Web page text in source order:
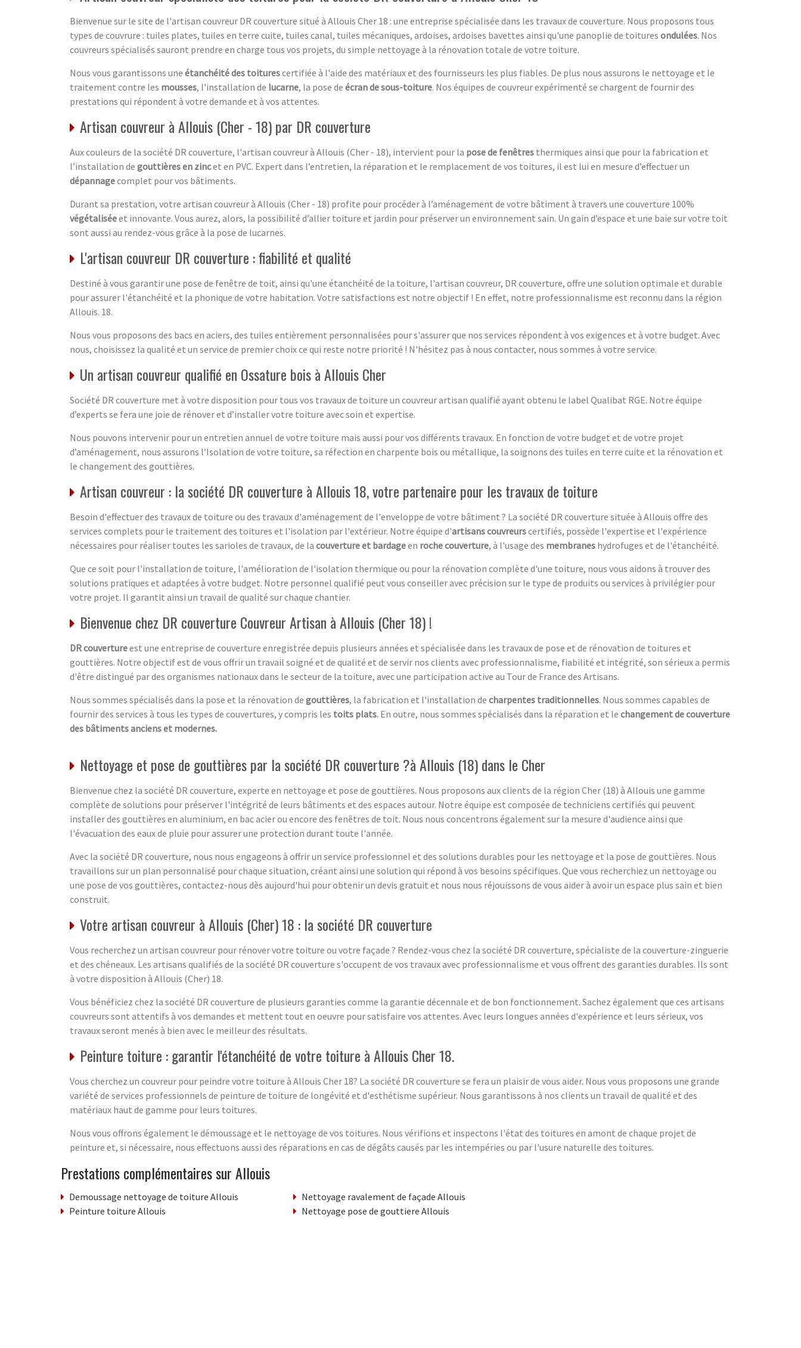
Bienvenue sur le site de l'artisan couvreur DR couverture situé à Allouis Cher 18 : une entreprise spécialisée dans les travaux de couverture. Nous proposons tous
types de couvrure : tuiles plates, tuiles en terre cuite, tuiles canal, tuiles mécaniques, ardoises, ardoises bavettes ainsi qu'une panoplie de toitures ondulées. Nos
couvreurs spécialisés sauront prendre en charge tous vos projets, du simple nettoyage à la rénovation totale de votre toiture.
Nous vous garantissons une étanchéité des toiturescertifiée à l'aide des matériaux et des fournisseurs les plus fiables. De plus nous assurons le nettoyage et le
traitement contre les mousses, l'installation de lucarne, la pose de écran de sous-toiture. Nos équipes de couvreur expérimenté se chargent de fournir des
prestations qui répondent à votre demande et à vos attentes.
Artisan couvreur à Allouis (Cher - 18) par DR couverture
Aux couleurs de la société DR couverture, l'artisan couvreur à Allouis (Cher - 18), intervient pour la pose de fenêtres thermiques ainsi que pour la fabrication et
l’installation de gouttières en zincet en PVC. Expert dans l’entretien, la réparation et le remplacement de vos toitures, il est lui en mesure d’effectuer un
dépannagecomplet pour vos bâtiments.
Durant sa prestation, votre artisan couvreur à Allouis (Cher - 18) profite pour procéder à l’aménagement de votre bâtiment à travers une couverture 100%
végétaliséeet innovante. Vous aurez, alors, la possibilité d’allier toiture et jardin pour préserver un environnement sain. Un gain d’espace et une baie sur votre toit
sont aussi au rendez-vous grâce à la pose de lucarnes.
L'artisan couvreur DR couverture : fiabilité et qualité
Destiné à vous garantir une pose de fenêtre de toit, ainsi qu'une étanchéité de la toiture, l'artisan couvreur, DR couverture, offre une solution optimale et durable
pour assurer l'étanchéité et la phonique de votre habitation. Votre satisfactions est notre objectif ! En effet, notre professionnalisme est reconnu dans la région
Allouis. 18.
Nous vous proposons des bacs en aciers, des tuiles entièrement personnalisées pour s'assurer que nos services répondent à vos exigences et à votre budget. Avec
nous, choisissez la qualité et un service de premier choix ce qui reste notre priorité ! N'hésitez pas à nous contacter, nous sommes à votre service.
Un artisan couvreur qualifié en Ossature bois à Allouis Cher
Société DR couverture met à votre disposition pour tous vos travaux de toiture un couvreur artisan qualifié ayant obtenu le label Qualibat RGE. Notre équipe
d’experts se fera une joie de rénover et d’installer votre toiture avec soin et expertise.
Nous pouvons intervenir pour un entretien annuel de votre toiture mais aussi pour vos différents travaux. En fonction de votre budget et de votre projet
d’aménagement, nous assurons l’Isolation de votre toiture, sa réfection en charpente bois ou métallique, la soignons des tuiles en terre cuite et la rénovation et
le changement des gouttières.
Artisan couvreur : la société DR couverture à Allouis 18, votre partenaire pour les travaux de toiture
Besoin d'effectuer des travaux de toiture ou des travaux d'aménagement de l'enveloppe de votre bâtiment ? La société DR couverture située à Allouis offre des
services complets pour le traitement des toitures et l'isolation par l'extérieur. Notre équipe d'artisans couvreurscertifiés, possède l'expertise et l'expérience
nécessaires pour réaliser toutes les sarioles de travaux, de la couverture et bardageen roche couverture, à l'usage des membranes hydrofuges et de l'étanchéité.
Que ce soit pour l'installation de toiture, l'amélioration de l'isolation thermique ou pour la rénovation complète d'une toiture, nous vous aidons à trouver des
solutions pratiques et adaptées à votre budget. Notre personnel qualifié peut vous conseiller avec précision sur le type de produits ou services à privilégier pour
votre projet. Il garantit ainsi un travail de qualité sur chaque chantier.
Bienvenue chez DR couverture Couvreur Artisan à Allouis (Cher 18) !
DR couvertureest une entreprise de couverture enregistrée depuis plusieurs années et spécialisée dans les travaux de pose et de rénovation de toitures et
gouttières. Notre objectif est de vous offrir un travail soigné et de qualité et de servir nos clients avec professionnalisme, fiabilité et intégrité, son sérieux a permis
d'être distingué par des organismes nationaux dans le secteur de la toiture, avec une participation active au Tour de France des Artisans.
Nous sommes spécialisés dans la pose et la rénovation de gouttières, la fabrication et l'installation de charpentes traditionnelles. Nous sommes capables de
fournir des services à tous les types de couvertures, y compris les toits plats. En outre, nous sommes spécialisés dans la réparation et le changement de couverture
des bâtiments anciens et modernes.
Nettoyage et pose de gouttières par la société DR couverture ?à Allouis (18) dans le Cher
Bienvenue chez la société DR couverture, experte en nettoyage et pose de gouttières. Nous proposons aux clients de la région Cher (18) à Allouis une gamme
complète de solutions pour préserver l'intégrité de leurs bâtiments et des espaces autour. Notre équipe est composée de techniciens certifiés qui peuvent
installer des gouttières en aluminium, en bac acier ou encore des fenêtres de toit. Nous nous concentrons également sur la mesure d'audience ainsi que
l'évacuation des eaux de pluie pour assurer une protection durant toute l'année.
Avec la société DR couverture, nous nous engageons à offrir un service professionnel et des solutions durables pour les nettoyage et la pose de gouttières. Nous
travaillons sur un plan personnalisé pour chaque situation, créant ainsi une solution qui répond à vos besoins spécifiques. Que vous recherchiez un nettoyage ou
une pose de vos gouttières, contactez-nous dès aujourd'hui pour obtenir un devis gratuit et nous nous réjouissons de vous aider à avoir un espace plus sain et bien
construit.
Votre artisan couvreur à Allouis (Cher) 18 : la société DR couverture
Vous recherchez un artisan couvreur pour rénover votre toiture ou votre façade ? Rendez-vous chez la société DR couverture, spécialiste de la couverture-zinguerie
et des chéneaux. Les artisans qualifiés de la société DR couverture s'occupent de vos travaux avec professionnalisme et vous offrent des garanties durables. Ils sont
à votre disposition à Allouis (Cher) 18.
Vous bénéficiez chez la société DR couverture de plusieurs garanties comme la garantie décennale et de bon fonctionnement. Sachez également que ces artisans
couvreurs sont attentifs à vos demandes et mettent tout en oeuvre pour satisfaire vos attentes. Avec leurs longues années d'expérience et leurs sérieux, vos
travaux seront menés à bien avec le meilleur des résultats.
Peinture toiture : garantir l'étanchéité de votre toiture à Allouis Cher 18.
Vous cherchez un couvreur pour peindre votre toiture à Allouis Cher 18? La société DR couverture se fera un plaisir de vous aider. Nous vous proposons une grande
variété de services professionnels de peinture de toiture de longévité et d'esthétisme supérieur. Nous garantissons à nos clients un travail de qualité et des
matériaux haut de gamme pour leurs toitures.
Nous vous offrons également le démoussage et le nettoyage de vos toitures. Nous vérifions et inspectons l'état des toitures en amont de chaque projet de
peinture et, si nécessaire, nous effectuons aussi des réparations en cas de dégâts causés par les intempéries ou par l'usure naturelle des toitures.
Prestations complémentaires sur Allouis
Demoussage nettoyage de toiture Allouis
Peinture toiture Allouis
Nettoyage ravalement de façade Allouis
Nettoyage pose de gouttiere Allouis